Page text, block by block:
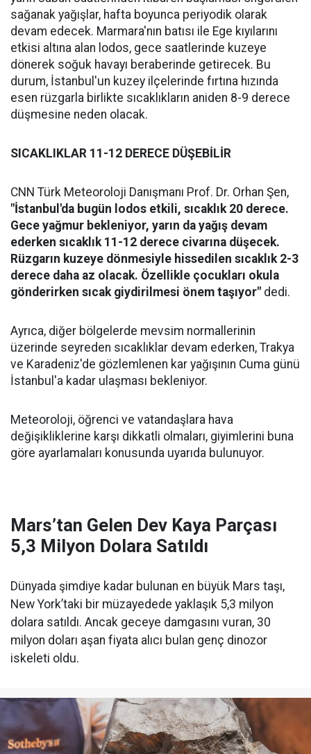
sağanak yağışlar, hafta boyunca periyodik olarak
devam edecek. Marmara'nın batısı ile Ege kıyılarını
etkisi altına alan lodos, gece saatlerinde kuzeye
dönerek soğuk havayı beraberinde getirecek. Bu
durum, İstanbul'un kuzey ilçelerinde fırtına hızında
esen rüzgarla birlikte sıcaklıkların aniden 8-9 derece
düşmesine neden olacak.
SICAKLIKLAR 11-12 DERECE DÜŞEBİLİR
CNN Türk Meteoroloji Danışmanı Prof. Dr. Orhan Şen,
"İstanbul'da bugün lodos etkili, sıcaklık 20 derece.
Gece yağmur bekleniyor, yarın da yağış devam
ederken sıcaklık 11-12 derece civarına düşecek.
Rüzgarın kuzeye dönmesiyle hissedilen sıcaklık 2-3
derece daha az olacak. Özellikle çocukları okula
gönderirken sıcak giydirilmesi önem taşıyor" dedi.
Ayrıca, diğer bölgelerde mevsim normallerinin
üzerinde seyreden sıcaklıklar devam ederken, Trakya
ve Karadeniz'de gözlemlenen kar yağışının Cuma günü
İstanbul'a kadar ulaşması bekleniyor.
Meteoroloji, öğrenci ve vatandaşlara hava
değişikliklerine karşı dikkatli olmaları, giyimlerini buna
göre ayarlamaları konusunda uyarıda bulunuyor.
Mars’tan Gelen Dev Kaya Parçası
5,3 Milyon Dolara Satıldı
Dünyada şimdiye kadar bulunan en büyük Mars taşı,
New York’taki bir müzayedede yaklaşık 5,3 milyon
dolara satıldı. Ancak geceye damgasını vuran, 30
milyon doları aşan fiyata alıcı bulan genç dinozor
iskeleti oldu.